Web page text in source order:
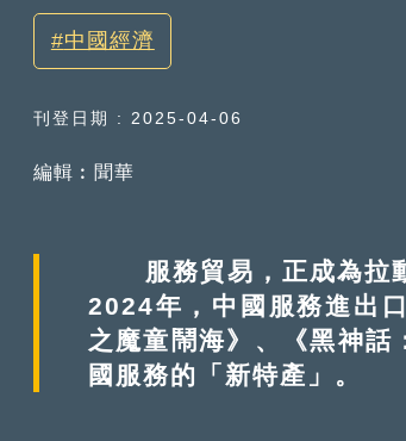
中國經濟
刊登日期 : 2025-04-06
編輯︰聞華
服務貿易，正成為拉動
2024年，中國服務進出
之魔童鬧海》、《黑神話
國服務的「新特產」。